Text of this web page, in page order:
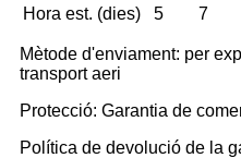
Hora est. (dies)
5 7
Mètode d'enviament: per
transport aeri
Protecció: Garantia de
Política de devolució de la